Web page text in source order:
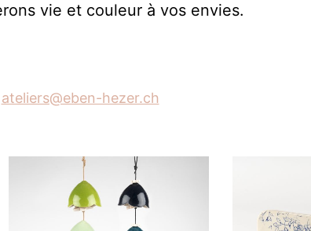
vie et couleur à vos envies.
ateliers@eben-hezer.ch